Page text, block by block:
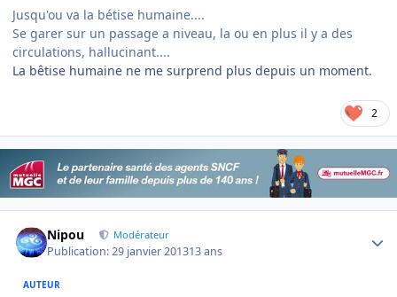
Jusqu'ou va la bétise humaine....
Se garer sur un passage a niveau, la ou en plus il y a des
circulations, hallucinant....
La bêtise humaine ne me surprend plus depuis un moment.
2
Nipou Modérateur
Publication:29 janvier 201313 ans
AUTEUR